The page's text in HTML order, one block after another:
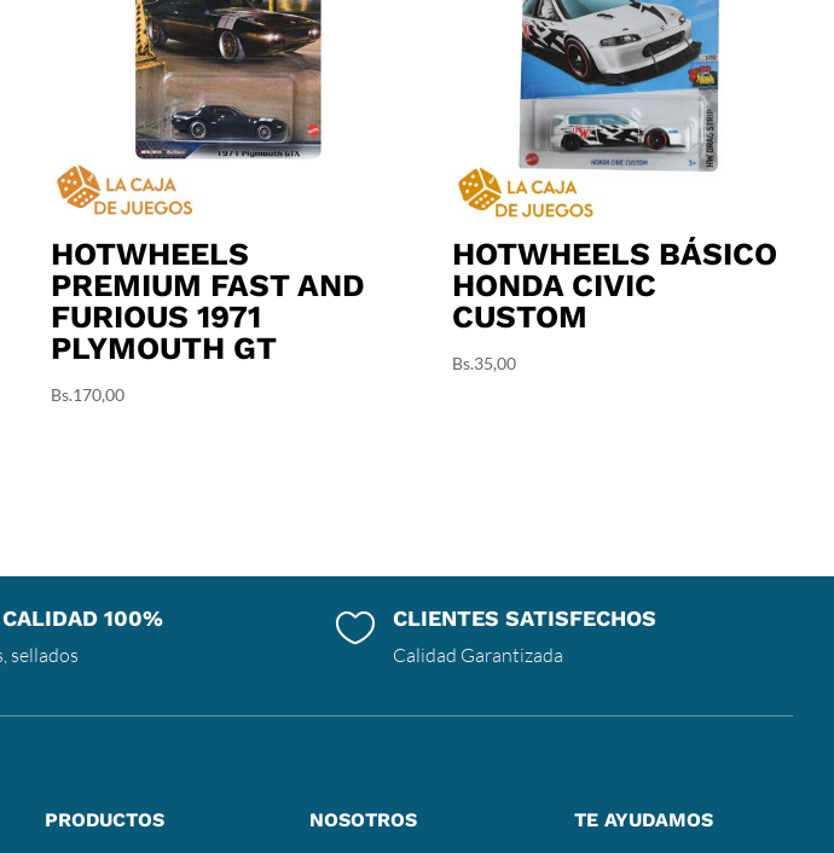
HOTWHEELS
PREMIUM FAST AND
FURIOUS 1971
PLYMOUTH GT
Bs.170,00
HOTWHEELS BÁSICO
HONDA CIVIC
CUSTOM
Bs.35,00
100%
sellados
 CLIENTES SATISFECHOS
Calidad Garantizada
PRODUCTOS NOSOTROS TE AYUDAMOS